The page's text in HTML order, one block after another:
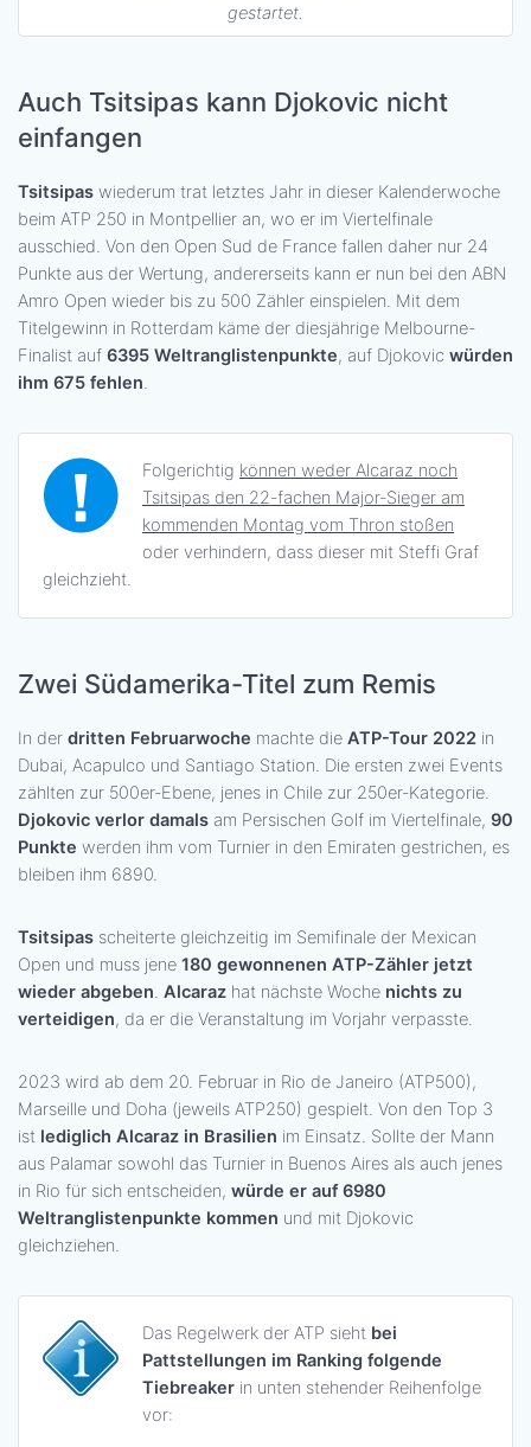
gestartet.
Auch Tsitsipas kann Djokovic nicht
einfangen
Tsitsipas wiederum trat letztes Jahr in dieser Kalenderwoche
beim ATP 250 in Montpellier an, wo er im Viertelfinale
ausschied. Von den Open Sud de France fallen daher nur 24
Punkte aus der Wertung, andererseits kann er nun bei den ABN
Amro Open wieder bis zu 500 Zähler einspielen. Mit dem
Titelgewinn in Rotterdam käme der diesjährige Melbourne-
Finalist auf 6395 Weltranglistenpunkte, auf Djokovic würden
ihm 675 fehlen.
Folgerichtig können weder Alcaraz noch
Tsitsipas den 22-fachen Major-Sieger am
kommenden Montag vom Thron stoßen
oder verhindern, dass dieser mit Steffi Graf
gleichzieht.
Zwei Südamerika-Titel zum Remis
In der dritten Februarwoche machte die ATP-Tour 2022 in
Dubai, Acapulco und Santiago Station. Die ersten zwei Events
zählten zur 500er-Ebene, jenes in Chile zur 250er-Kategorie.
Djokovic verlor damals am Persischen Golf im Viertelfinale, 90
Punkte werden ihm vom Turnier in den Emiraten gestrichen, es
bleiben ihm 6890.
Tsitsipas scheiterte gleichzeitig im Semifinale der Mexican
Open und muss jene 180 gewonnenen ATP-Zähler jetzt
wieder abgeben. Alcaraz hat nächste Woche nichts zu
verteidigen, da er die Veranstaltung im Vorjahr verpasste.
2023 wird ab dem 20. Februar in Rio de Janeiro (ATP500),
Marseille und Doha (jeweils ATP250) gespielt. Von den Top 3
ist lediglich Alcaraz in Brasilien im Einsatz. Sollte der Mann
aus Palamar sowohl das Turnier in Buenos Aires als auch jenes
in Rio für sich entscheiden, würde er auf 6980
Weltranglistenpunkte kommen und mit Djokovic
gleichziehen.
Das Regelwerk der ATP sieht bei
Pattstellungen im Ranking folgende
Tiebreaker in unten stehender Reihenfolge
vor: